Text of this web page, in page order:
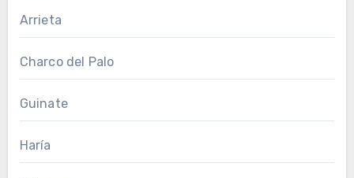
Arrieta
Charco del Palo
Guinate
Haría